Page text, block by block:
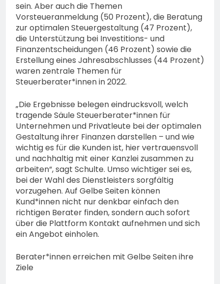
sein. Aber auch die Themen
Vorsteueranmeldung (50 Prozent), die Beratung
zur optimalen Steuergestaltung (47 Prozent),
die Unterstützung bei Investitions- und
Finanzentscheidungen (46 Prozent) sowie die
Erstellung eines Jahresabschlusses (44 Prozent)
waren zentrale Themen für
Steuerberater*innen in 2022.
„Die Ergebnisse belegen eindrucksvoll, welch
tragende Säule Steuerberater*innen für
Unternehmen und Privatleute bei der optimalen
Gestaltung ihrer Finanzen darstellen – und wie
wichtig es für die Kunden ist, hier vertrauensvoll
und nachhaltig mit einer Kanzlei zusammen zu
arbeiten“, sagt Schulte. Umso wichtiger sei es,
bei der Wahl des Dienstleisters sorgfältig
vorzugehen. Auf Gelbe Seiten können
Kund*innen nicht nur denkbar einfach den
richtigen Berater finden, sondern auch sofort
über die Plattform Kontakt aufnehmen und sich
ein Angebot einholen.
Berater*innen erreichen mit Gelbe Seiten ihre
Ziele